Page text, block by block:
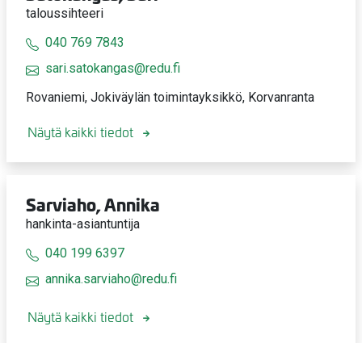
taloussihteeri
040 769 7843
sari.satokangas@redu.fi
Rovaniemi, Jokiväylän toimintayksikkö, Korvanranta
Näytä kaikki tiedot
Sarviaho, Annika
hankinta-asiantuntija
040 199 6397
annika.sarviaho@redu.fi
Näytä kaikki tiedot